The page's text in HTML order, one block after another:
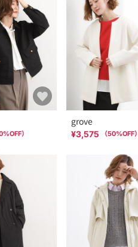
%OFF）
grove
¥3,575 （50%OFF）